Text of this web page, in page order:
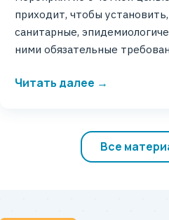
приходит, чтобы
санитарные,
ними обязательные
Читать далее →
Все